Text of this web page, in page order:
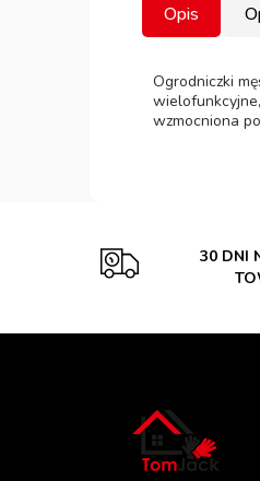
Opis
Ogrodniczki
wzmocniona
30 DNI